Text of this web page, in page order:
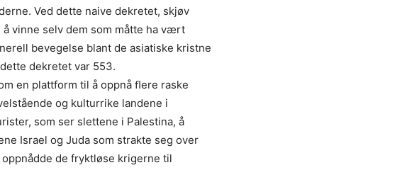
Ved dette naive dekretet, skjøv
vinne selv dem som måtte ha vært
bevegelse blant de asiatiske kristne
dekretet var 553.
en plattform til å oppnå ﬂere raske
og kulturrike landene i
som ser slettene i Palestina, å
Israel og Juda som strakte seg over
de fryktløse krigerne til